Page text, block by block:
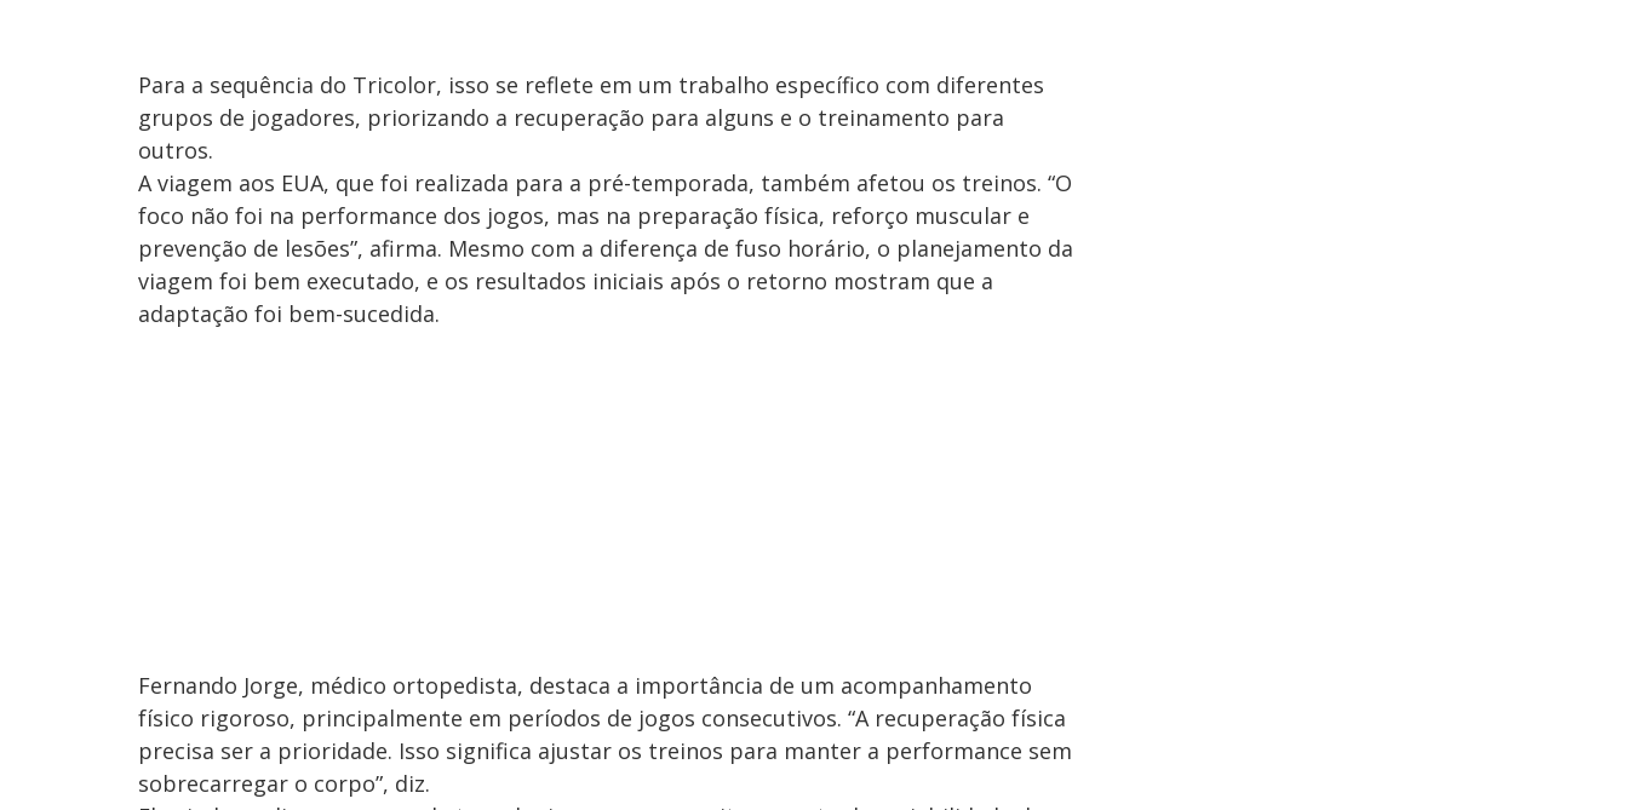
Para a sequência do Tricolor, isso se reflete em um trabalho específico com diferentes
grupos de jogadores, priorizando a recuperação para alguns e o treinamento para
outros.
A viagem aos EUA, que foi realizada para a pré-temporada, também afetou os treinos. “O
foco não foi na performance dos jogos, mas na preparação física, reforço muscular e
prevenção de lesões”, afirma. Mesmo com a diferença de fuso horário, o planejamento da
viagem foi bem executado, e os resultados iniciais após o retorno mostram que a
adaptação foi bem-sucedida.
Fernando Jorge, médico ortopedista, destaca a importância de um acompanhamento
físico rigoroso, principalmente em períodos de jogos consecutivos. “A recuperação física
precisa ser a prioridade. Isso significa ajustar os treinos para manter a performance sem
sobrecarregar o corpo”, diz.